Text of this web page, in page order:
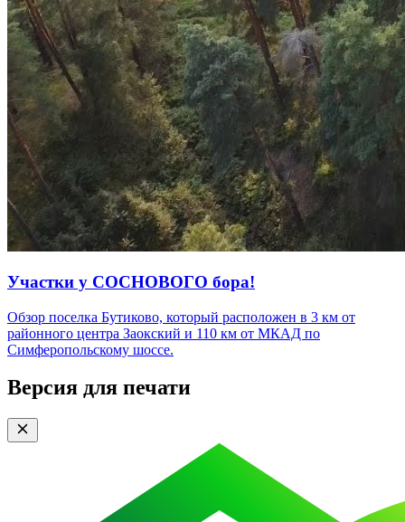
Участки у СОСНОВОГО бора!
Обзор поселка Бутиково, который расположен в 3 км от
районного центра Заокский и 110 км от МКАД по
Симферопольскому шоссе.
Версия для печати